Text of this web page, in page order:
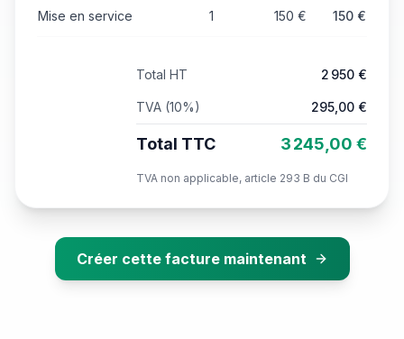
Mise en service 1 150 € 150 €
Total HT 2 950 €
TVA (10%) 295,00 €
Total TTC 3 245,00 €
TVA non applicable, article 293 B du CGI
Créer cette facture maintenant